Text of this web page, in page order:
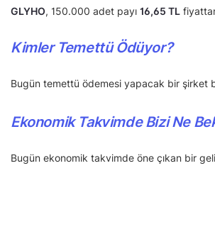
GLYHO, 150.000 adet payı 16,65 TL
Kimler Temettü Ödüyor?
Bugün temettü ödemesi yapacak bir şirket
Ekonomik Takvimde Bizi Ne
Bugün ekonomik takvimde öne çıkan bir